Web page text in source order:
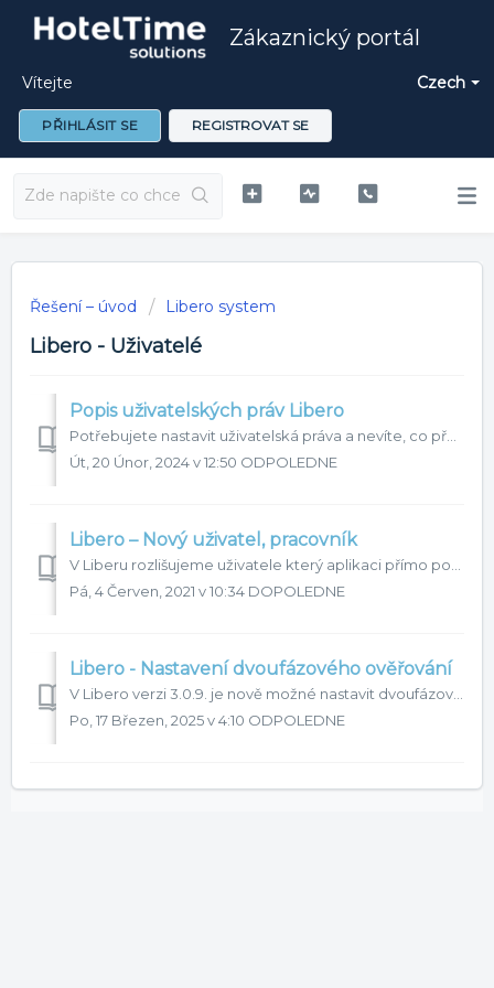
Zákaznický portál
Czech
Vítejte
PŘIHLÁSIT SE REGISTROVAT SE
Řešení – úvod Libero system
Libero - Uživatelé
Popis uživatelských práv Libero
Út, 20 Únor, 2024 v 12:50 ODPOLEDNE
Libero – Nový uživatel, pracovník
Pá, 4 Červen, 2021 v 10:34 DOPOLEDNE
Libero - Nastavení dvoufázového ověřování
Po, 17 Březen, 2025 v 4:10 ODPOLEDNE